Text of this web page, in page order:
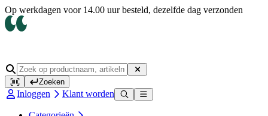
Op werkdagen voor 14.00 uur besteld, dezelfde dag verzonden
Zoeken
Inloggen Klant worden